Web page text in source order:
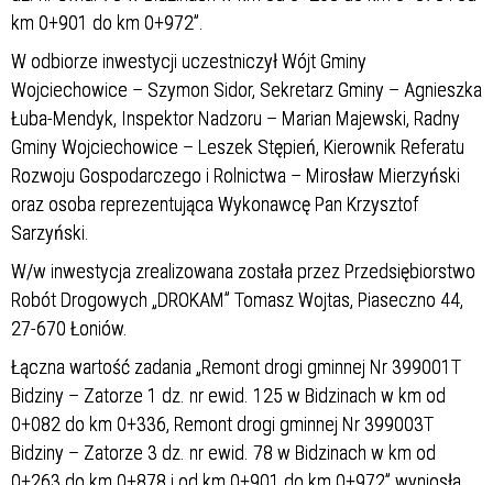
km 0+901 do km 0+972”.
W odbiorze inwestycji uczestniczył Wójt Gminy
Wojciechowice – Szymon Sidor, Sekretarz Gminy – Agnieszka
Łuba-Mendyk, Inspektor Nadzoru – Marian Majewski, Radny
Gminy Wojciechowice – Leszek Stępień, Kierownik Referatu
Rozwoju Gospodarczego i Rolnictwa – Mirosław Mierzyński
oraz osoba reprezentująca Wykonawcę Pan Krzysztof
Sarzyński.
W/w inwestycja zrealizowana została przez Przedsiębiorstwo
Robót Drogowych „DROKAM” Tomasz Wojtas, Piaseczno 44,
27-670 Łoniów.
Łączna wartość zadania „Remont drogi gminnej Nr 399001T
Bidziny – Zatorze 1 dz. nr ewid. 125 w Bidzinach w km od
0+082 do km 0+336, Remont drogi gminnej Nr 399003T
Bidziny – Zatorze 3 dz. nr ewid. 78 w Bidzinach w km od